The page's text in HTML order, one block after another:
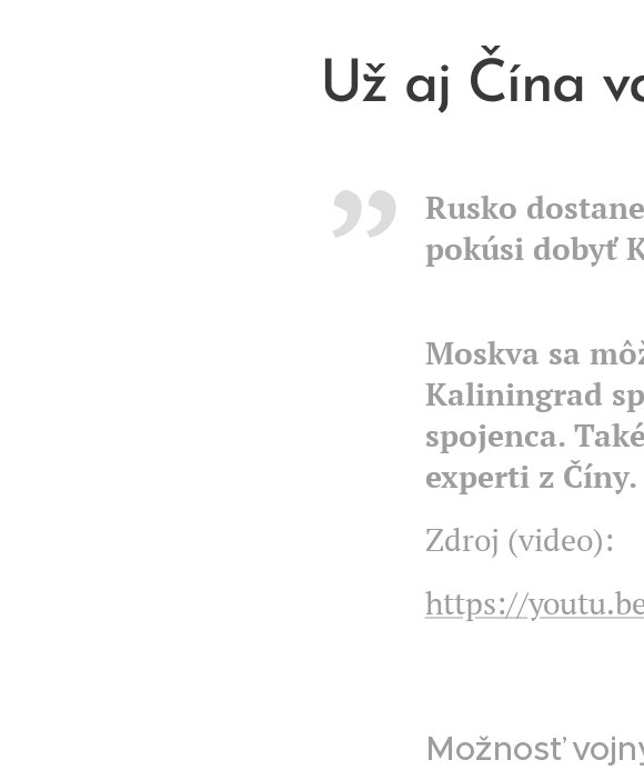
Už aj Čína
Rusko
pokúsi dobyť
Moskva sa
Kaliningrad
spojenca.
experti z Číny.
Zdroj (video):
https://
Možnosť